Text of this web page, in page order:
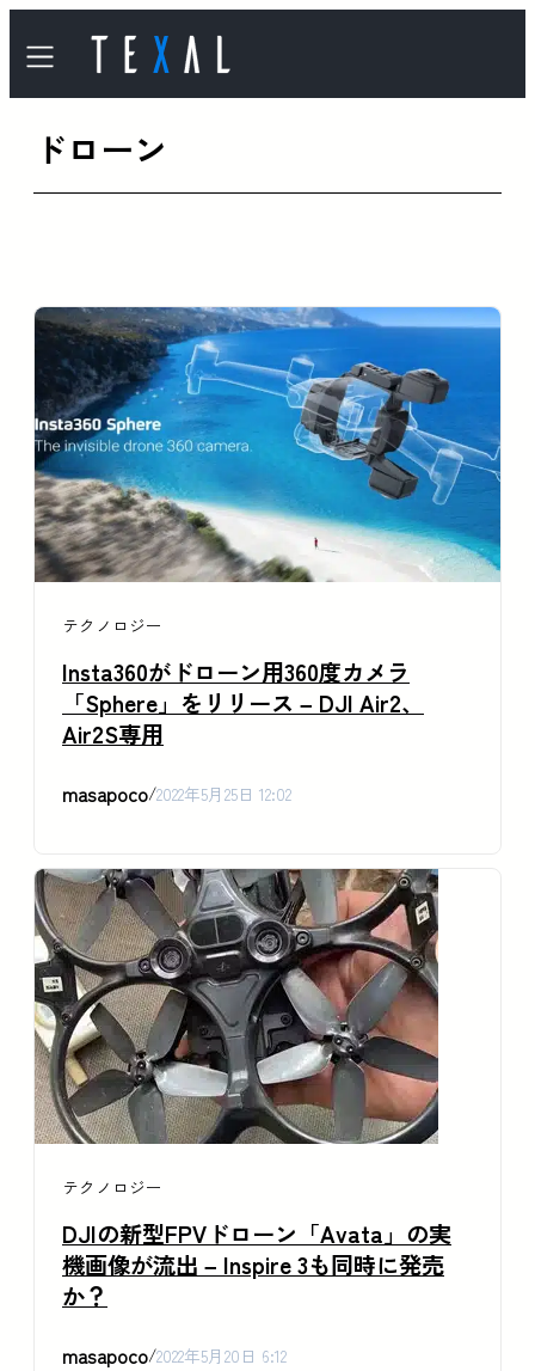
容
を
ドローン
テクノロジー
Insta360がドローン用360度カメラ
「Sphere」をリリース – DJI Air2、
Air2S専用
masapoco/2022年5月25日 12:02
テクノロジー
DJIの新型FPVドローン「Avata」の実
機画像が流出 – Inspire 3も同時に発売
か？
masapoco/2022年5月20日 6:12